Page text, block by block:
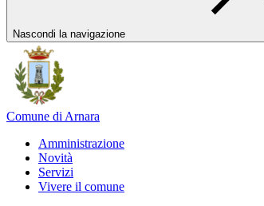
Nascondi la navigazione
Comune di Arnara
Amministrazione
Novità
Servizi
Vivere il comune